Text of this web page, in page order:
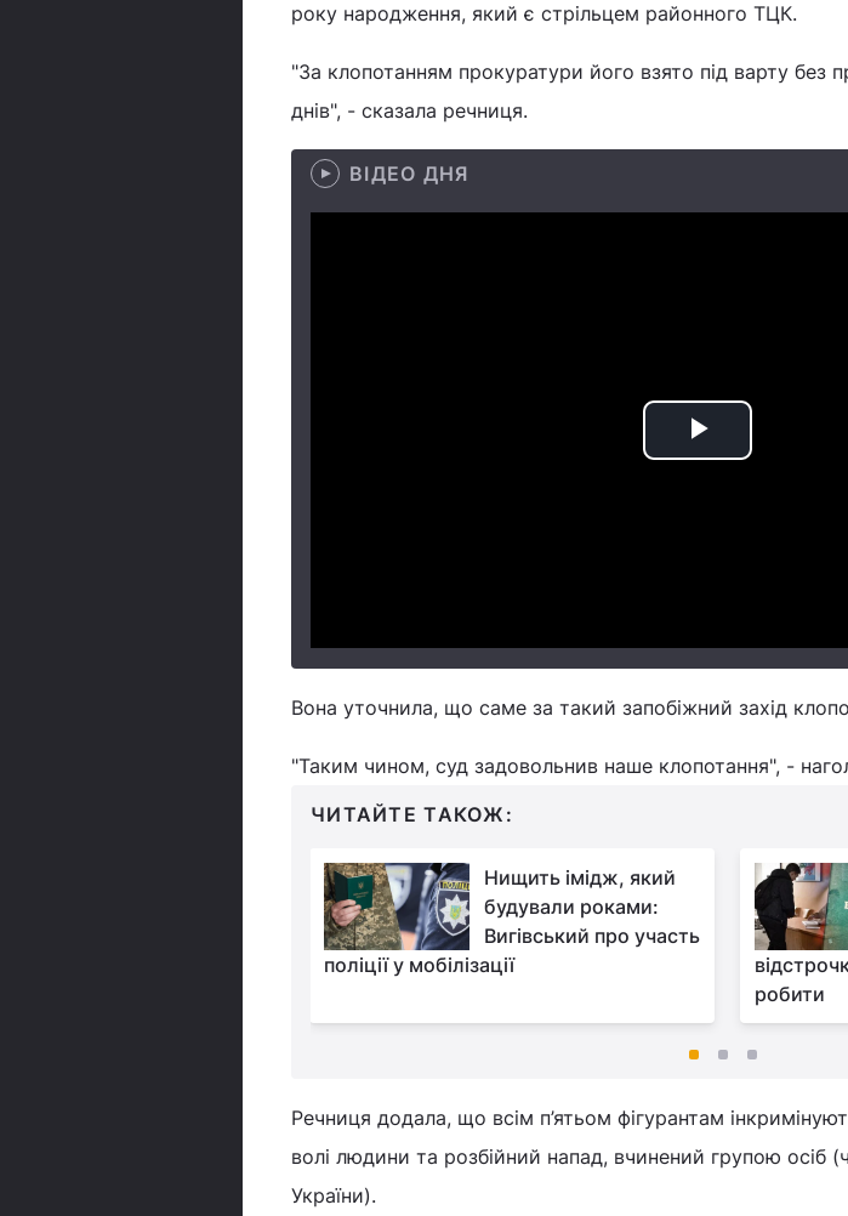
року народження, який є стрільцем районного ТЦК.
"За клопотанням прокуратури його взято під варту без
днів", - сказала речниця.
ВІДЕО ДНЯ
Play
Вона уточнила, що саме за такий запобіжний захід
"Таким чином, суд задовольнив наше клопотання", -
ЧИТАЙТЕ ТАКОЖ:
Нищить імідж, який
будували роками:
Вигівський про участь
поліції у мобілізації
робити
Речниця додала, що всім п’ятьом фігурантам
волі людини та розбійний напад, вчинений групою осіб
України).